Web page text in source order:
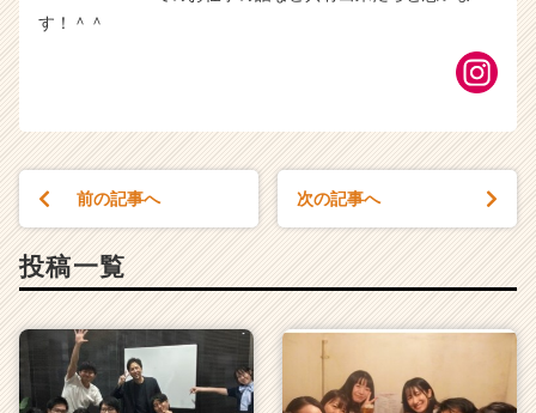
す！＾＾
前の記事へ 次の記事へ
投稿一覧